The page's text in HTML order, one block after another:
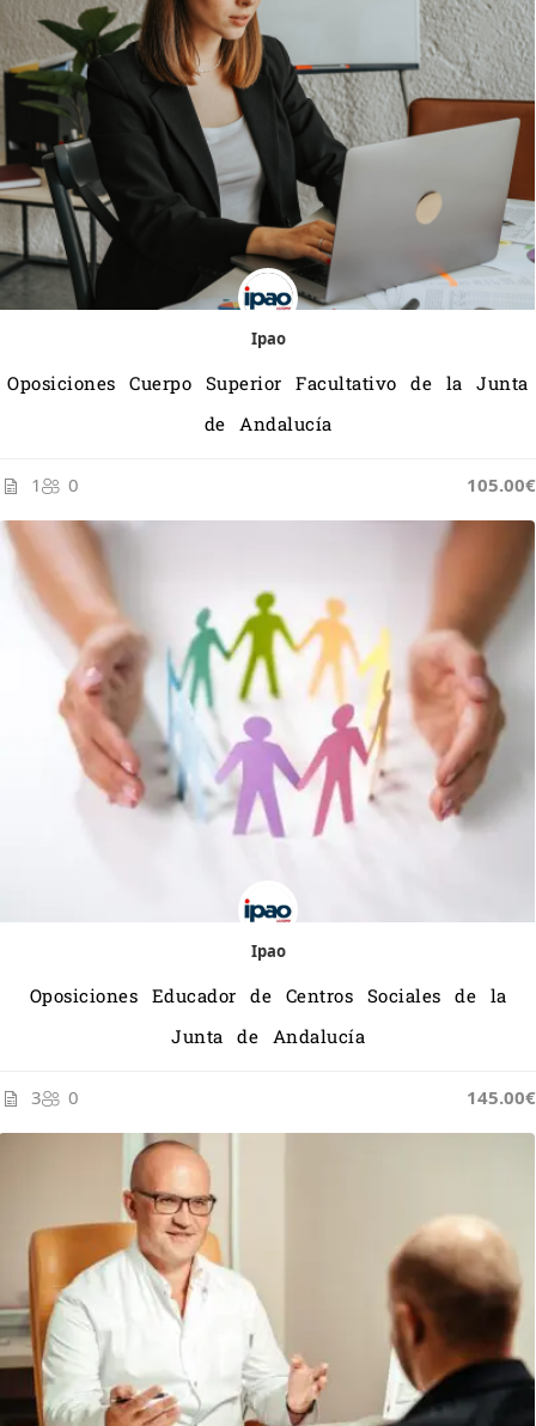
Ipao
Oposiciones Cuerpo Superior Facultativo de la Junta
de Andalucía
1 0 105.00€
Ipao
Oposiciones Educador de Centros Sociales de la
Junta de Andalucía
3 0 145.00€